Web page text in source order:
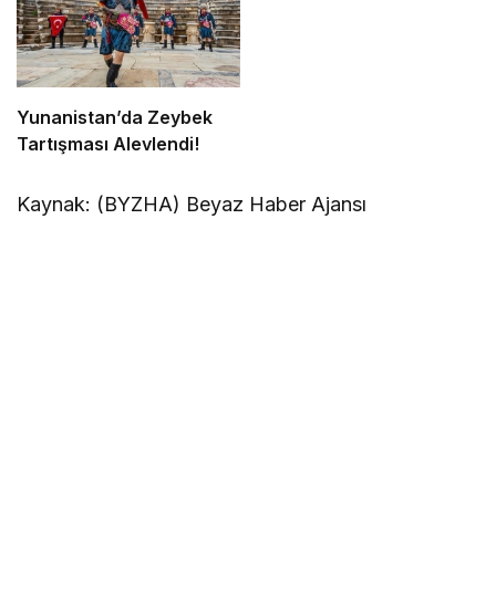
Yunanistan’da Zeybek
Tartışması Alevlendi!
Kaynak: (BYZHA) Beyaz Haber Ajansı